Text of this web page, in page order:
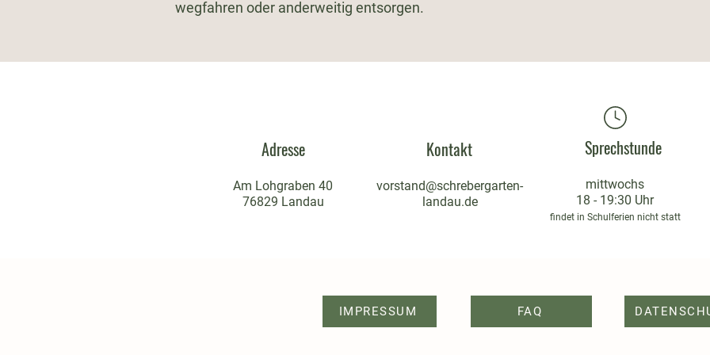
wegfahren oder anderweitig entsorgen.
Adresse
Am Lohgraben 40
76829 Landau
Kontakt
vorstand@schrebergarten-
landau.de
Sprechstunde
mittwochs
18 - 19:30 Uhr
findet in Schulferien nicht statt
IMPRESSUM FAQ